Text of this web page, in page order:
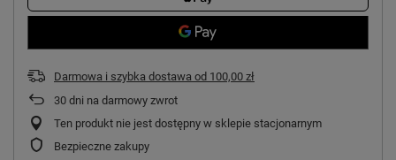
Darmowa i szybka dostawa od 100,00 zł
30 dni na darmowy zwrot
Ten produkt nie jest dostępny w sklepie stacjonarnym
Bezpieczne zakupy